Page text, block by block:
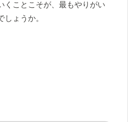
くことこそが、最もやりがい
しょうか。